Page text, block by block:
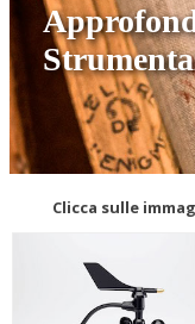
Clicca sulle